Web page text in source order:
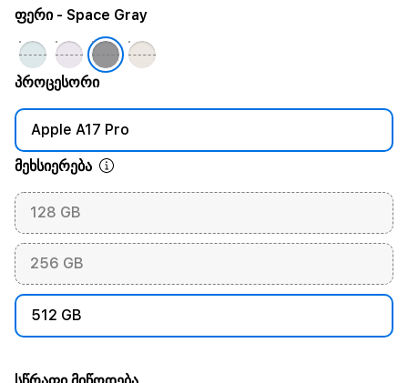
ფერი- Space Gray
პროცესორი
Apple A17 Pro
მეხსიერება
128 GB
256 GB
512 GB